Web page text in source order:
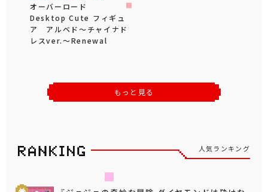
オーバーロード
Desktop Cute フィギュ
ア アルベド～チャイナド
レスver.～Renewal
もっと見る
人気ランキング